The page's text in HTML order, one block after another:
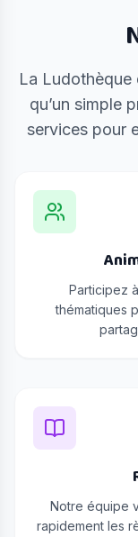
La Ludothèque
qu’un simple
services pour
Participez
thématiques
Notre équipe
rapidement les